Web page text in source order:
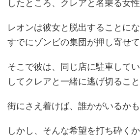
したところ、クレアと名乗る女
レオンは彼女と脱出することに
すでにゾンビの集団が押し寄せて
そこで彼は、同じ店に駐車して
してクレアと一緒に逃げ切るこ
街にさえ着けば、誰かがいるかも
しかし、そんな希望を打ち砕く